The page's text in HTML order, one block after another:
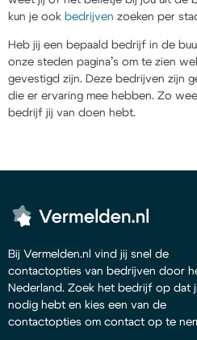
kun je ook bedrijven zoeken per
Heb jij een bepaald bedrijf in de
onze steden pagina’s om te zien
gevestigd zijn. Deze bedrijven zijn
die er ervaring mee hebben. Zo
bedrijf jij van doen hebt.
Bij Vermelden.nl vind jij snel de
contactopties van bedrijven door
Nederland. Zoek het bedrijf op dat
nodig hebt en kies een van de
contactopties om contact op te